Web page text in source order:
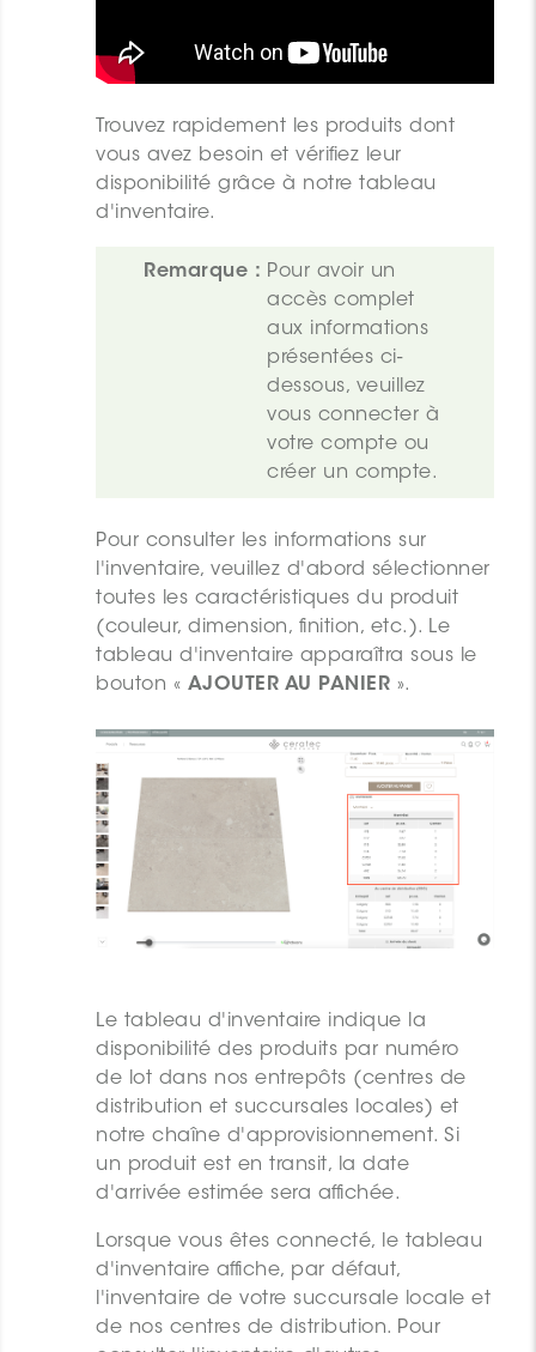
Trouvez rapidement les produits dont
vous avez besoin et vérifiez leur
disponibilité grâce à notre tableau
d'inventaire.
Remarque : Pour avoir un
accès complet
aux informations
présentées ci-
dessous, veuillez
vous connecter à
votre compte ou
créer un compte.
Pour consulter les informations sur
l'inventaire, veuillez d'abord sélectionner
toutes les caractéristiques du produit
(couleur, dimension, finition, etc.). Le
tableau d'inventaire apparaîtra sous le
bouton « AJOUTER AU PANIER ».
Le tableau d'inventaire indique la
disponibilité des produits par numéro
de lot dans nos entrepôts (centres de
distribution et succursales locales) et
notre chaîne d'approvisionnement. Si
un produit est en transit, la date
d'arrivée estimée sera affichée.
Lorsque vous êtes connecté, le tableau
d'inventaire affiche, par défaut,
l'inventaire de votre succursale locale et
de nos centres de distribution. Pour